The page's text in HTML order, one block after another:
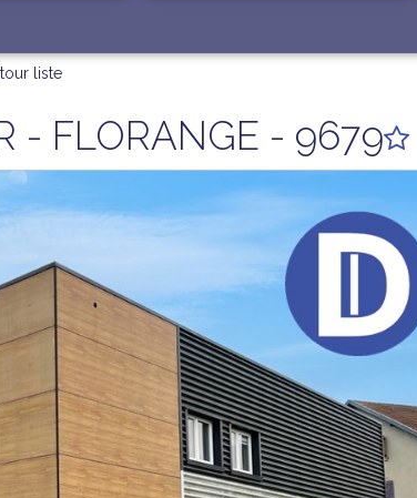
liste
- FLORANGE - 9679